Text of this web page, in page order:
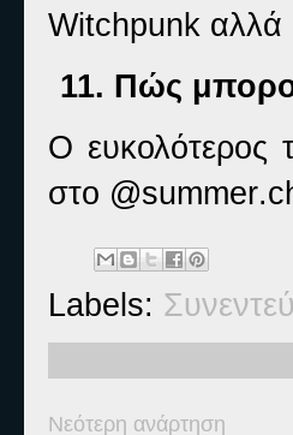
Witchpunk αλλά
11. Πώς
Ο ευκολότερος
στο @summer.
Labels:
Νεότερη ανάρτηση